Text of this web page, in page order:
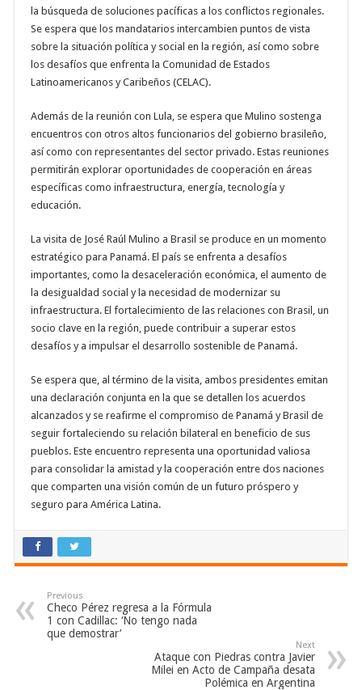
la búsqueda de soluciones pacíficas a los conflictos regionales.
Se espera que los mandatarios intercambien puntos de vista
sobre la situación política y social en la región, así como sobre
los desafíos que enfrenta la Comunidad de Estados
Latinoamericanos y Caribeños (CELAC).
Además de la reunión con Lula, se espera que Mulino sostenga
encuentros con otros altos funcionarios del gobierno brasileño,
así como con representantes del sector privado. Estas reuniones
permitirán explorar oportunidades de cooperación en áreas
específicas como infraestructura, energía, tecnología y
educación.
La visita de José Raúl Mulino a Brasil se produce en un momento
estratégico para Panamá. El país se enfrenta a desafíos
importantes, como la desaceleración económica, el aumento de
la desigualdad social y la necesidad de modernizar su
infraestructura. El fortalecimiento de las relaciones con Brasil, un
socio clave en la región, puede contribuir a superar estos
desafíos y a impulsar el desarrollo sostenible de Panamá.
Se espera que, al término de la visita, ambos presidentes emitan
una declaración conjunta en la que se detallen los acuerdos
alcanzados y se reafirme el compromiso de Panamá y Brasil de
seguir fortaleciendo su relación bilateral en beneficio de sus
pueblos. Este encuentro representa una oportunidad valiosa
para consolidar la amistad y la cooperación entre dos naciones
que comparten una visión común de un futuro próspero y
seguro para América Latina.
Previous
Checo Pérez regresa a la Fórmula
1 con Cadillac: ‘No tengo nada
que demostrar’
Next
Ataque con Piedras contra Javier
Milei en Acto de Campaña desata
Polémica en Argentina